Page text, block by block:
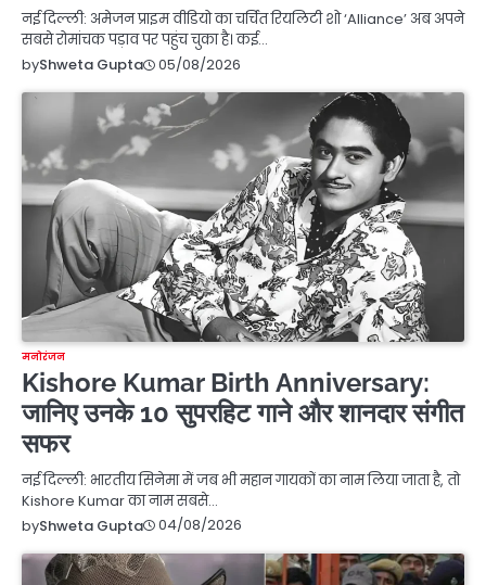
नई दिल्ली: अमेजन प्राइम वीडियो का चर्चित रियलिटी शो ‘Alliance’ अब अपने
सबसे रोमांचक पड़ाव पर पहुंच चुका है। कई…
byShweta Gupta 05/08/2026
मनोरंजन
Kishore Kumar Birth Anniversary:
जानिए उनके 10 सुपरहिट गाने और शानदार संगीत
सफर
नई दिल्ली: भारतीय सिनेमा में जब भी महान गायकों का नाम लिया जाता है, तो
Kishore Kumar का नाम सबसे…
byShweta Gupta 04/08/2026